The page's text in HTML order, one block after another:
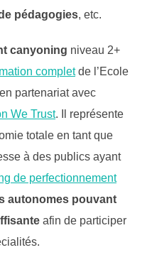
pédagogies, etc.
canyoning niveau 2+
completde l’Ecole
partenariat avec
We Trust. Il représente
totale en tant que
à des publics ayant
de perfectionnement
autonomes pouvant
afin de participer